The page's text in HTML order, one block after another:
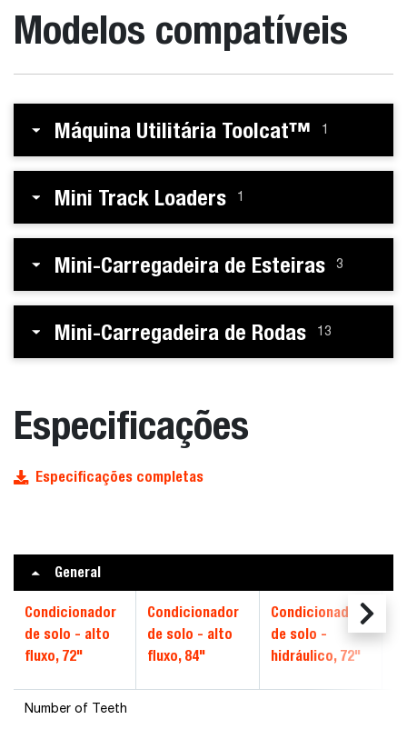
Modelos compatíveis
Máquina Utilitária Toolcat™ 1
Mini Track Loaders 1
Mini-Carregadeira de Esteiras 3
Mini-Carregadeira de Rodas 13
Especificações
Especificações completas
General
Condicionador
de solo - alto
fluxo, 72"
Condicionador
de solo - alto
fluxo, 84"
Condicionador
de solo -
hidráulico, 72"
Number of Teeth